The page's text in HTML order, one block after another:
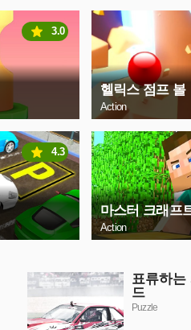
3.0
헬릭스 점프 볼
Action
4.3
마스터 크래프
Action
표류하는
드
Puzzle